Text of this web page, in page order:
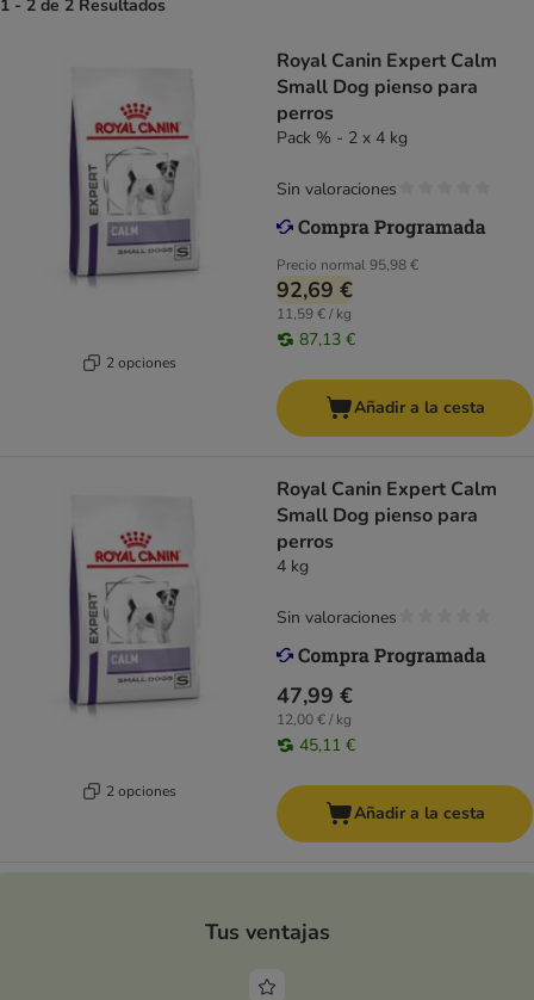
1 - 2 de 2 Resultados
2 opciones
Royal Canin Expert Calm
Small Dog pienso para
perros
Pack % - 2 x 4 kg
Precio normal95,98 €
92,69 €
11,59 € / kg
87,13 €
Sin valoraciones
Añadir a la cesta
2 opciones
Royal Canin Expert Calm
Small Dog pienso para
perros
4 kg
47,99 €
12,00 € / kg
45,11 €
Sin valoraciones
Añadir a la cesta
Tus ventajas